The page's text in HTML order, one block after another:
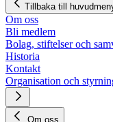
Tillbaka till
Om oss
Bli medlem
Bolag, stiftelser och
Historia
Kontakt
Organisation och
Om oss